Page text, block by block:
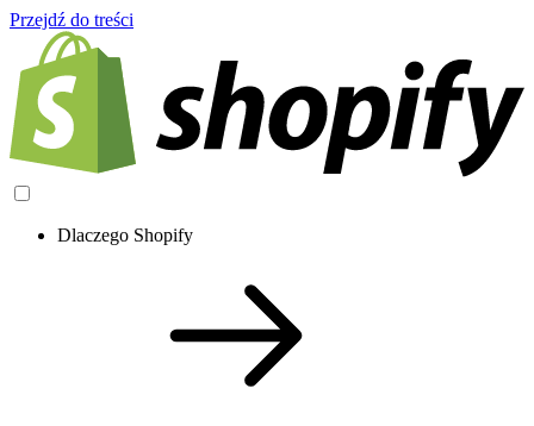
Przejdź do treści
Dlaczego Shopify